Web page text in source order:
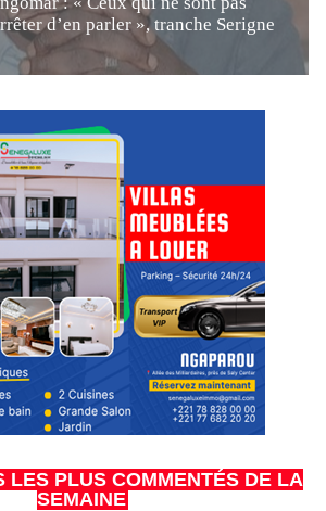
d’en parler », tranche Serigne
LES PLUS COMMENTÉS DE LA
SEMAINE